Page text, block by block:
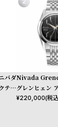
バダ
ティ
レ
Nivada
グレンヒェン
ック スパイダ
¥220,000(税